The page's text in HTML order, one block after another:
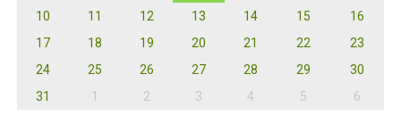
10
11 12 13 14 15
16
17
18 19 20 21 22
23
24
25 26 27 28 29
30
31
1 2 3 4 5 6